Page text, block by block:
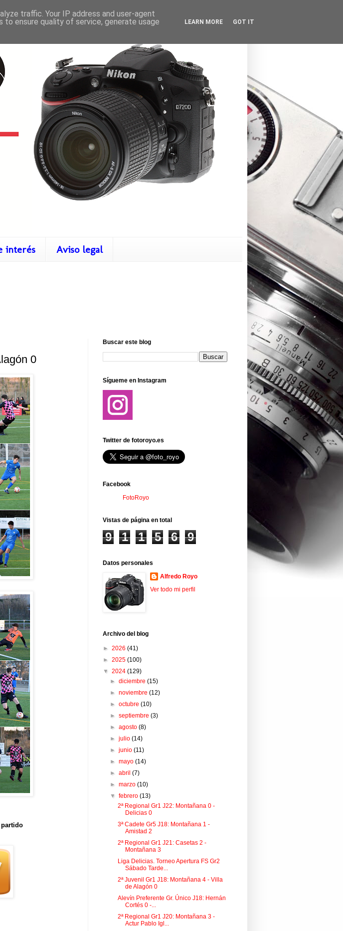
interés Aviso legal
0
partido
Buscar este blog
Sígueme en Instagram
Twitter de fotoroyo.es
Facebook
FotoRoyo
Vistas de página en total
9 1 1 5 6 9
Datos personales
Alfredo Royo
Ver todo mi perfil
Archivo del blog
► 2026 (41)
► 2025 (100)
▼ 2024 (129)
►diciembre(15)
►noviembre(12)
►octubre(10)
►septiembre(3)
►agosto(8)
►julio(14)
►junio(11)
►mayo(14)
►abril(7)
►marzo(10)
▼febrero(13)
2ª Regional Gr1 J22: Montañana 0 -
Delicias 0
3ª Cadete Gr5 J18: Montañana 1 -
Amistad 2
2ª Regional Gr1 J21: Casetas 2 -
Montañana 3
Liga Delicias. Torneo Apertura FS Gr2
Sábado Tarde...
2ª Juvenil Gr1 J18: Montañana 4 - Villa
de Alagón 0
Alevín Preferente Gr. Único J18: Hernán
Cortés 0 -...
2ª Regional Gr1 J20: Montañana 3 -
Actur Pablo Igl...
traffic. Your IP address and user-agent
ensure quality of service, generate usage
LEARN MORE GOT IT